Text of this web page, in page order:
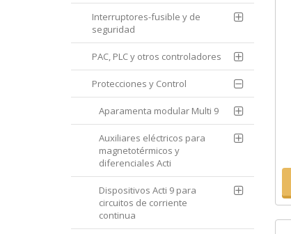
Interruptores-fusible y de
seguridad
PAC, PLC y otros controladores
Protecciones y Control
Aparamenta modular Multi 9
Auxiliares eléctricos para
magnetotérmicos y
diferenciales Acti
Dispositivos Acti 9 para
circuitos de corriente
continua